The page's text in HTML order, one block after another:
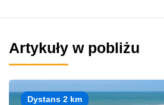
Artykuły w pobliżu
Dystans 2 km